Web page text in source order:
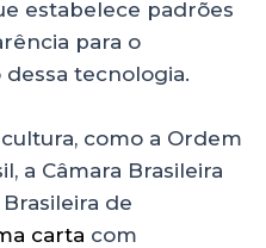
estabelece padrões
para o
tecnologia.
como a Ordem
a Câmara Brasileira
de
carta com